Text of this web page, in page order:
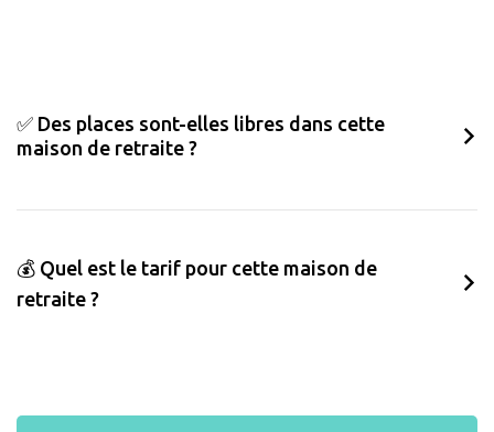
✅ Des places sont-elles libres dans cette
maison de retraite ?
💰 Quel est le tarif pour cette maison de
retraite ?